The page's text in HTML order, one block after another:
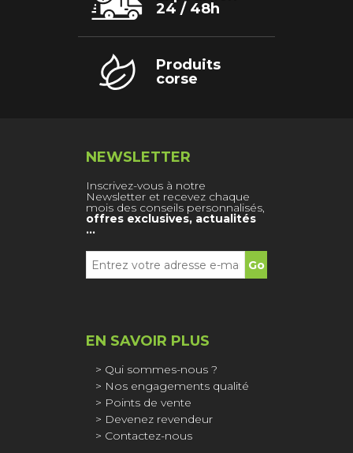
24 / 48h
Produits
corse
NEWSLETTER
Inscrivez-vous à notre
Newsletter et recevez chaque
mois des conseils personnalisés,
offres exclusives, actualités
…
EN SAVOIR PLUS
Qui sommes-nous ?
Nos engagements qualité
Points de vente
Devenez revendeur
Contactez-nous